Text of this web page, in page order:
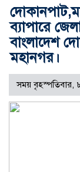
ব্যাপারে
বাংলাদেশ
মহানগর।
সময় বৃহস্পতিবার,